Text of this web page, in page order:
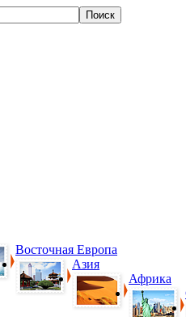
Восточная Европа
Азия
Африка